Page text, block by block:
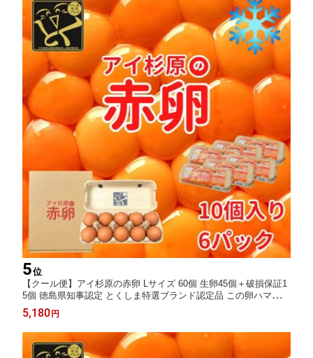
5位
【クール便】アイ杉原の赤卵 Lサイズ 60個 生卵45個＋破損保証1
5個 徳島県知事認定 とくしま特選ブランド認定品 この卵ハマりま
す！ 徳島県産 朝採り 産みたて 農場直送 ギフト お取り寄せ 詰め
合せ 御中元 御歳暮 母の日 父の日
5,180 円